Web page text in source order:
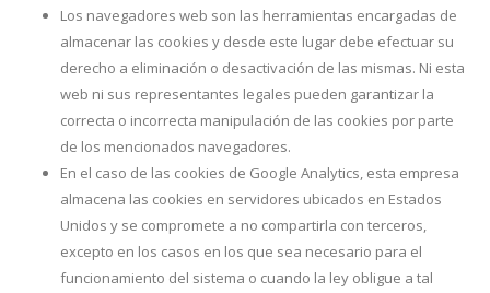
Los navegadores web son las herramientas encargadas de
almacenar las cookies y desde este lugar debe efectuar su
derecho a eliminación o desactivación de las mismas. Ni esta
web ni sus representantes legales pueden garantizar la
correcta o incorrecta manipulación de las cookies por parte
de los mencionados navegadores.
En el caso de las cookies de Google Analytics, esta empresa
almacena las cookies en servidores ubicados en Estados
Unidos y se compromete a no compartirla con terceros,
excepto en los casos en los que sea necesario para el
funcionamiento del sistema o cuando la ley obligue a tal